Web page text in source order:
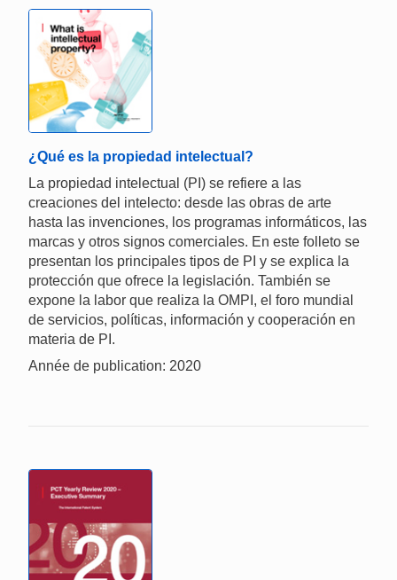
¿Qué es la propiedad intelectual?
La propiedad intelectual (PI) se refiere a las
creaciones del intelecto: desde las obras de arte
hasta las invenciones, los programas informáticos, las
marcas y otros signos comerciales. En este folleto se
presentan los principales tipos de PI y se explica la
protección que ofrece la legislación. También se
expone la labor que realiza la OMPI, el foro mundial
de servicios, políticas, información y cooperación en
materia de PI.
Année de publication: 2020